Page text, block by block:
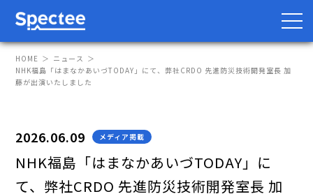
サービス
Spectee Pro
HOME
ニュース
NHK福島「はまなかあいづTODAY」にて、弊社CRDO 先進防災技術開発室長 加
藤が出演いたしました
2026.06.09 メディア掲載
NHK福島「はまなかあいづTODAY」に
て、弊社CRDO 先進防災技術開発室長 加